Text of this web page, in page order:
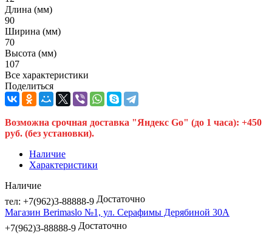
Длина (мм)
90
Ширина (мм)
70
Высота (мм)
107
Все характеристики
Поделиться
Возможна срочная доставка "Яндекс Go" (до 1 часа): +450
руб. (без установки).
Наличие
Характеристики
Наличие
тел: +7(962)3-88888-9 Достаточно
Магазин Berimaslo №1, ул. Серафимы Дерябиной 30А
+7(962)3-88888-9 Достаточно